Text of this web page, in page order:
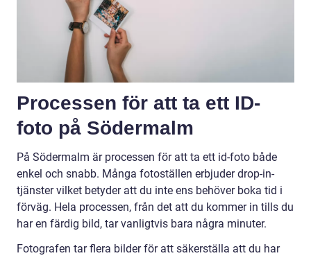
Processen för att ta ett ID-
foto på Södermalm
På Södermalm är processen för att ta ett id-foto både
enkel och snabb. Många fotoställen erbjuder drop-in-
tjänster vilket betyder att du inte ens behöver boka tid i
förväg. Hela processen, från det att du kommer in tills du
har en färdig bild, tar vanligtvis bara några minuter.
Fotografen tar flera bilder för att säkerställa att du har